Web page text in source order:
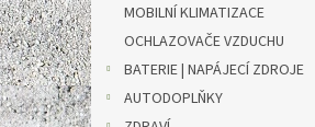
MOBILNÍ KLIMATIZACE
OCHLAZOVAČE VZDUCHU
BATERIE | NAPÁJECÍ ZDROJE
AUTODOPLŇKY